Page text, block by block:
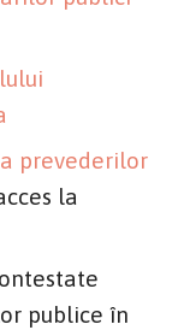
prevederilor
la
publice în